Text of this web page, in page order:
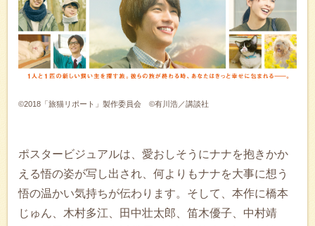
©2018「旅猫リポート」製作委員会 ©有川浩／講談社
ポスタービジュアルは、愛おしそうにナナを抱きかか
える悟の姿が写し出され、何よりもナナを大事に想う
悟の温かい気持ちが伝わります。そして、本作に橋本
じゅん、木村多江、田中壮太郎、笛木優子、中村靖